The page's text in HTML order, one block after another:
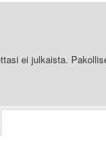
ei julkaista.